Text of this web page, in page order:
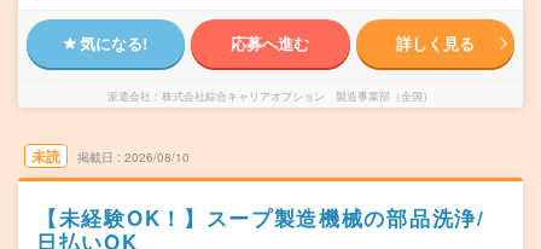
気になる! 応募へ進む 詳しく見る
派遣会社 株式会社綜合キャリアオプション 製造事業部（全国）
未読 掲載日 2026/08/10
【未経験OK！】スープ製造機械の部品洗浄/
日払いOK